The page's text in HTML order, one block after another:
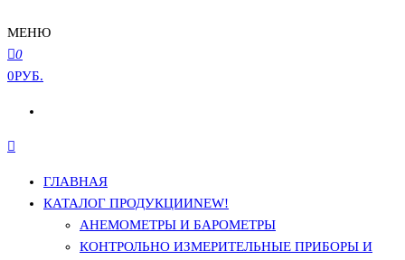
МЕНЮ
0
0РУБ.
ГЛАВНАЯ
КАТАЛОГ ПРОДУКЦИИNEW!
АНЕМОМЕТРЫ И БАРОМЕТРЫ
КОНТРОЛЬНО ИЗМЕРИТЕЛЬНЫЕ ПРИБОРЫ И